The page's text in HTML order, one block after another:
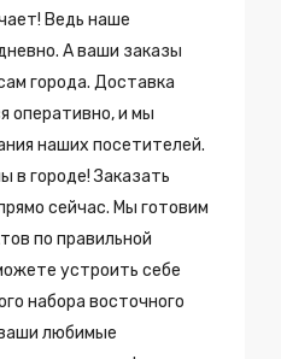
Ведь наше
А ваши заказы
города. Доставка
оперативно, и мы
наших посетителей.
в городе! Заказать
сейчас. Мы готовим
по правильной
устроить себе
набора восточного
любимые